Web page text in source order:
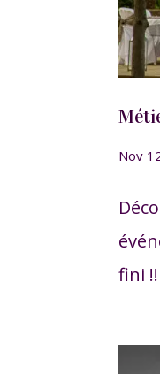
Nov
fini